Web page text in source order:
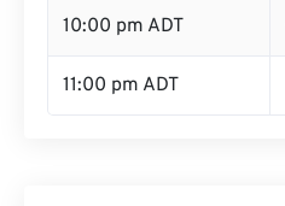
10:00 pm ADT
11:00 pm ADT